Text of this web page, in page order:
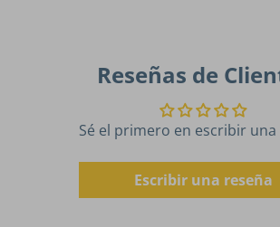
Reseñas de
Sé el primero en escribir una
Escribir una reseña